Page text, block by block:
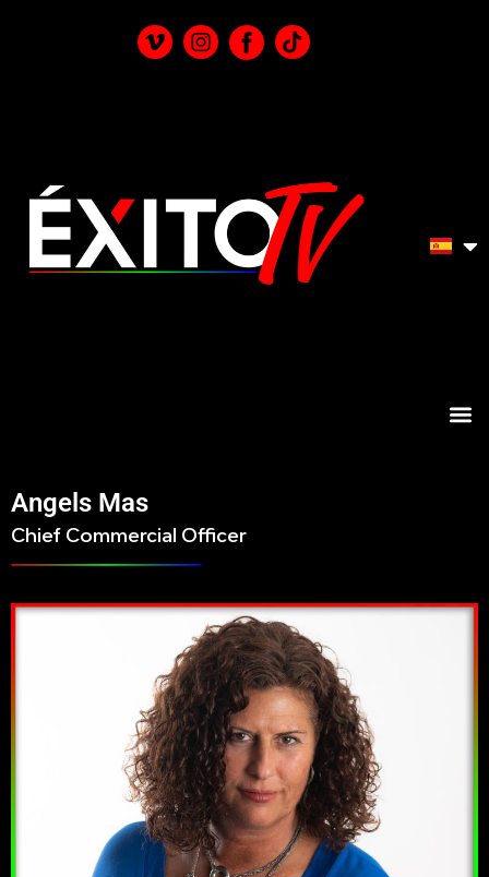
Angels Mas
Chief Commercial Officer